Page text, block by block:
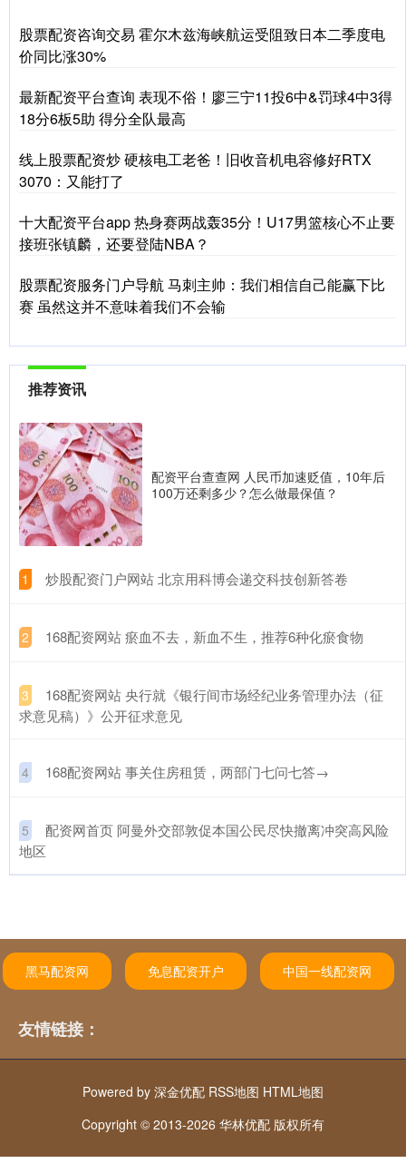
股票配资咨询交易 霍尔木兹海峡航运受阻致日本二季度电
价同比涨30%
最新配资平台查询 表现不俗！廖三宁11投6中&罚球4中3得
18分6板5助 得分全队最高
线上股票配资炒 硬核电工老爸！旧收音机电容修好RTX
3070：又能打了
十大配资平台app 热身赛两战轰35分！U17男篮核心不止要
接班张镇麟，还要登陆NBA？
股票配资服务门户导航 马刺主帅：我们相信自己能赢下比
赛 虽然这并不意味着我们不会输
推荐资讯
配资平台查查网 人民币加速贬值，10年后
100万还剩多少？怎么做最保值？
1 ​炒股配资门户网站 北京用科博会递交科技创新答卷
2 ​168配资网站 瘀血不去，新血不生，推荐6种化瘀食物
3
​168配资网站 央行就《银行间市场经纪业务管理办法（征
求意见稿）》公开征求意见
4 ​168配资网站 事关住房租赁，两部门七问七答→
5
​配资网首页 阿曼外交部敦促本国公民尽快撤离冲突高风险
地区
黑马配资网 免息配资开户 中国一线配资网
友情链接：
Powered by 深金优配 RSS地图 HTML地图
Copyright © 2013-2026 华林优配 版权所有